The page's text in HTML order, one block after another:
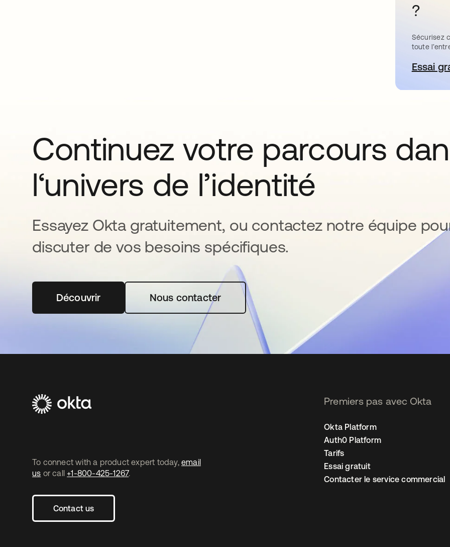
?
Sécurisez
toute
Essai
Continuez votre parcours
l‘univers de l’identité
Essayez Okta gratuitement, ou contactez notre équipe
discuter de vos besoins spécifiques.
Découvrirs’ouvre dans un nouvel onglet
Nous contacter
To connect with a product expert today, email
us or call +1-800-425-1267.
Contact us
Premiers pas avec Okta
Okta Platform
Auth0 Platform
Tarifs
Essai gratuit
Contacter le service commercial